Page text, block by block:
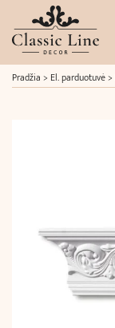
Pradžia > El. parduotuvė>